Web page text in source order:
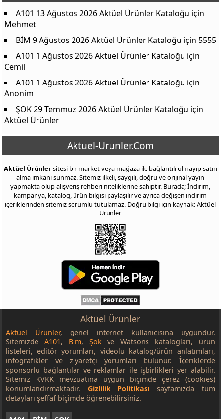
A101 13 Ağustos 2026 Aktüel Ürünler Kataloğu için
Mehmet
BİM 9 Ağustos 2026 Aktüel Ürünler Kataloğu için 5555
A101 1 Ağustos 2026 Aktüel Ürünler Kataloğu için
Cemil
A101 1 Ağustos 2026 Aktüel Ürünler Kataloğu için
Anonim
ŞOK 29 Temmuz 2026 Aktüel Ürünler Kataloğu için
Aktüel Ürünler
Aktuel-Urunler.Com
Aktüel Ürünlersitesi bir market veya mağaza ile bağlantılı olmayıp satın
alma imkanı sunmaz. Sitemiz ilkeli, saygılı, doğru ve orijinal yayın
yapmakta olup alışveriş rehberi niteliklerine sahiptir. Burada; İndirim,
kampanya, katalog, ürün bilgisi paylaşılır ve ayrıca değişen indirim
içeriklerinden sitemiz sorumlu tutulamaz. Doğru bilgi için kaynak: Aktüel
Ürünler
Aktüel Ürünler
Aktüel Ürünler, genel internet kullanıcısına uygundur.
SitemizdeA101, Bim, Şok ve Watsons katalogları, ürün
listeleri, editör yorumları, videolu katalog/ürün anlatımları,
infografikler ve ziyaretçi yorumları bulunur. İçeriklerde
sponsorlu bağlantılar ve reklamlar ile işbirlikleri yer alabilir.
Sitemiz KVKK mevzuatına uygun biçimde çerez (cookies)
konumlandırmaktadır. Gizlilik Politikası sayfamızda tüm
detayları şeffaf biçimde öğrenebilirsiniz.